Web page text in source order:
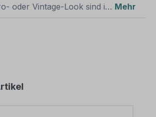
oder Vintage-Look sind i… Mehr
überspringen